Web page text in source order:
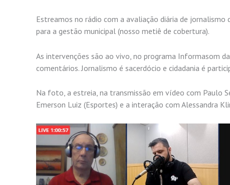
Estreamos no rádio com a avaliação diária de jornalismo
para a gestão municipal (nosso metiê de cobertura).
As intervenções são ao vivo, no programa Informasom
comentários. Jornalismo é sacerdócio e cidadania é
Na foto, a estreia, na transmissão em vídeo com Paulo
Emerson Luiz (Esportes) e a interação com Alessandra